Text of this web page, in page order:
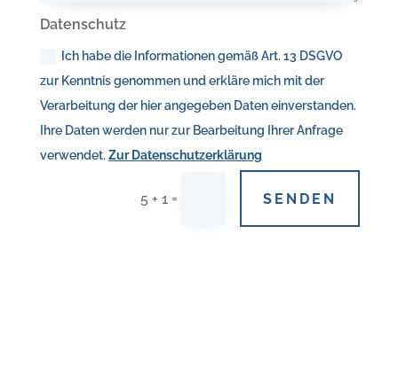
Datenschutz
Ich habe die Informationen gemäß Art. 13 DSGVO
zur Kenntnis genommen und erkläre mich mit der
Verarbeitung der hier angegeben Daten einverstanden.
Ihre Daten werden nur zur Bearbeitung Ihrer Anfrage
verwendet.Zur Datenschutzerklärung
5 + 1 = SENDEN